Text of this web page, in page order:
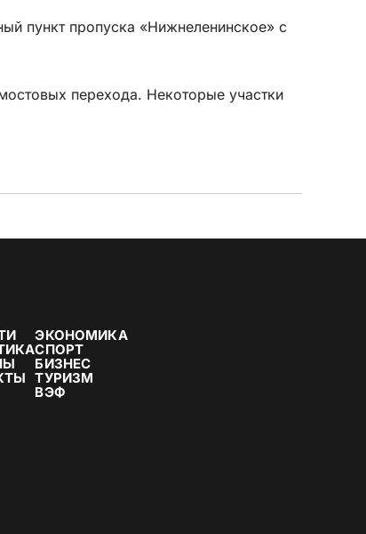
пункт пропуска «Нижнеленинское» с
перехода. Некоторые участки
ЭКОНОМИКА
СПОРТ
БИЗНЕС
ТУРИЗМ
ВЭФ